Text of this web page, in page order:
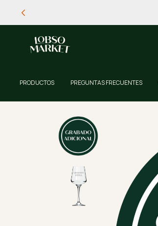
PRODUCTOS PREGUNTAS FRECUENTES